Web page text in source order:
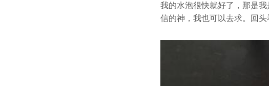
我的水泡很快就好了，那是
信的神，我也可以去求。回